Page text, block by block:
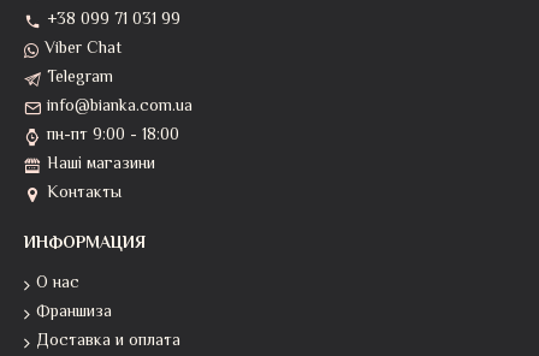
+38 099 71 031 99
Viber Chat
Telegram
info@bianka.com.ua
пн-пт 9:00 - 18:00
Наші магазини
Контакты
ИНФОРМАЦИЯ
О нас
Франшиза
Доставка и оплата